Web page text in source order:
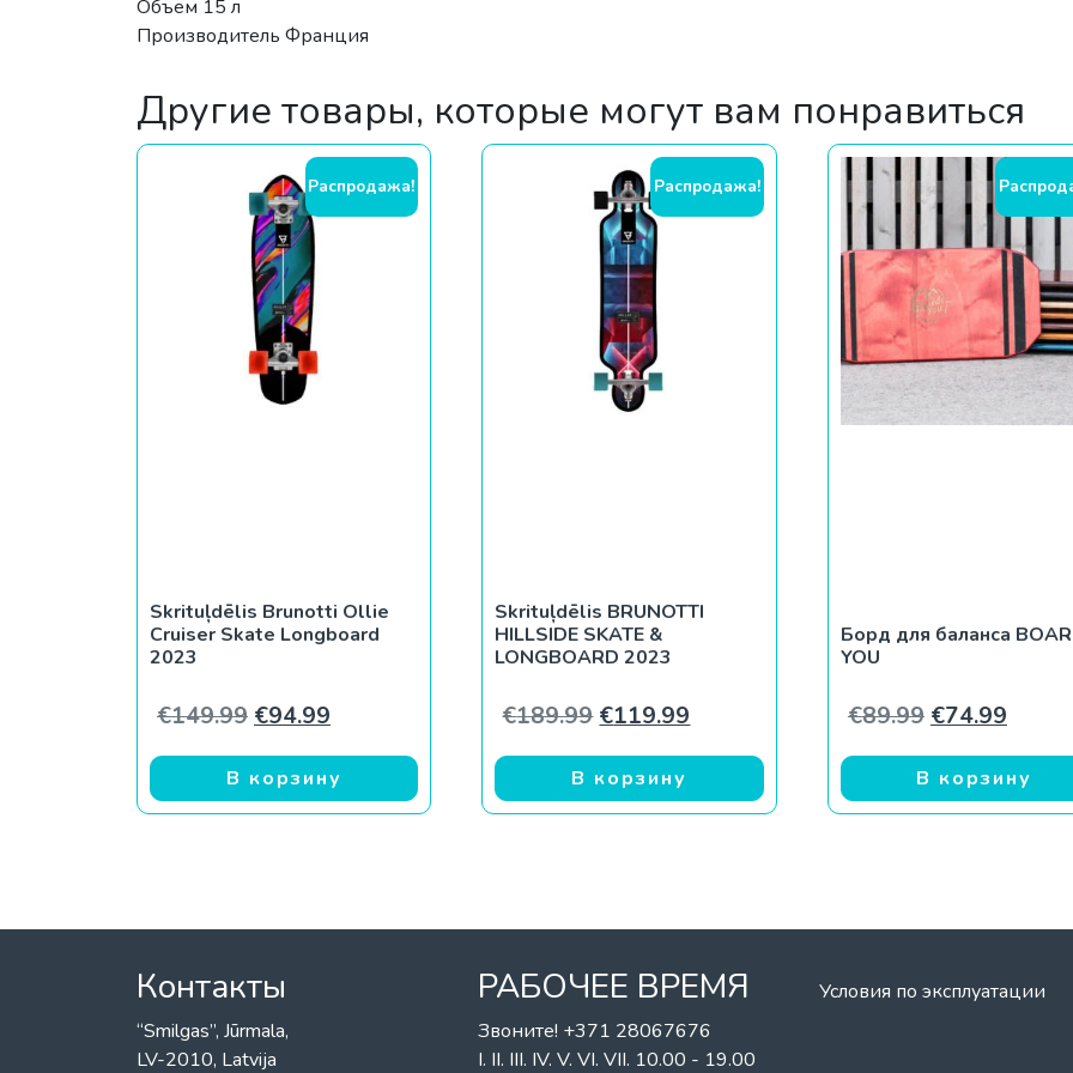
Объем 15 л
Производитель Франция
Другие товары, которые могут вам понравиться
Распродажа!
Skrituļdēlis Brunotti Ollie
Cruiser Skate Longboard
2023
€149.99 Первоначальная цена составляла €149.99.
€94.99 Текущая цена: €94.99.
В корзину
Распродажа!
Skrituļdēlis BRUNOTTI
HILLSIDE SKATE &
LONGBOARD 2023
€189.99 Первоначальная цена составляла
€119.99 Текущая цена: €119.99.
В корзину
Борд для баланса
YOU
€89.99 €74.99
В корзину
Контакты
“Smilgas”, Jūrmala,
LV-2010, Latvija
РАБОЧЕЕ ВРЕМЯ
Звоните! +371 28067676
I. II. III. IV. V. VI. VII. 10.00 - 19.00
Условия по эксплуатации